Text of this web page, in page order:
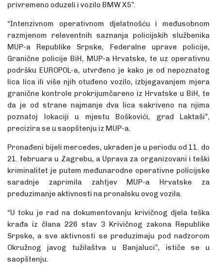
privremeno oduzeli i vozilo BMW X5”.
“Intenzivnom operativnom djelatnošću i međusobnom
razmjenom releventnih saznanja policijskih službenika
MUP-a Republike Srpske, Federalne uprave policije,
Granične policije BiH, MUP-a Hrvatske, te uz operativnu
podršku EUROPOL-a, utvrđeno je kako je od nepoznatog
lica lica ili više njih otuđeno vozilo, izbjegavanjem mjera
granične kontrole prokrijumčareno iz Hrvatske u BiH, te
da je od strane najmanje dva lica sakriveno na njima
poznatoj lokaciji u mjestu Boškovići, grad Laktaši”,
precizira se u saopštenju iz MUP-a.
Pronađeni bijeli mercedes, ukraden je u periodu od 11. do
21. februara u Zagrebu, a Uprava za organizovani i teški
kriminalitet je putem međunarodne operativne policijske
saradnje zaprimila zahtjev MUP-a Hrvatske za
preduzimanje aktivnosti na pronalsku ovog vozila.
“U toku je rad na dokumentovanju krivičnog djela teška
krađa iz člana 226 stav 3 Krivičnog zakona Republike
Srpske, a sve aktivnosti se preduzimaju pod nadzorom
Okružnog javog tužilaštva u Banjaluci”, ističe se u
saopštenju.